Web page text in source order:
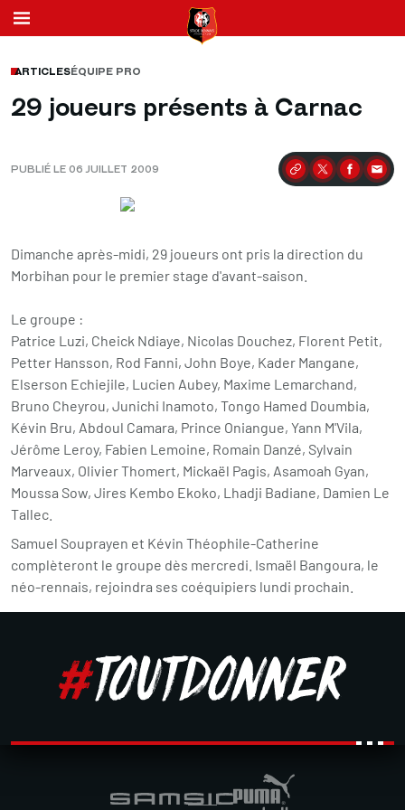
ARTICLESÉQUIPE PRO
29 joueurs présents à Carnac
PUBLIÉ LE 06 JUILLET 2009 Partager
Dimanche après-midi, 29 joueurs ont pris la direction du
Morbihan pour le premier stage d'avant-saison.
Le groupe :
Patrice Luzi, Cheick Ndiaye, Nicolas Douchez, Florent Petit,
Petter Hansson, Rod Fanni, John Boye, Kader Mangane,
Elserson Echiejile, Lucien Aubey, Maxime Lemarchand,
Bruno Cheyrou, Junichi Inamoto, Tongo Hamed Doumbia,
Kévin Bru, Abdoul Camara, Prince Oniangue, Yann M'Vila,
Jérôme Leroy, Fabien Lemoine, Romain Danzé, Sylvain
Marveaux, Olivier Thomert, Mickaël Pagis, Asamoah Gyan,
Moussa Sow, Jires Kembo Ekoko, Lhadji Badiane, Damien Le
Tallec.
Samuel Souprayen et Kévin Théophile-Catherine
complèteront le groupe dès mercredi. Ismaël Bangoura, le
néo-rennais, rejoindra ses coéquipiers lundi prochain.